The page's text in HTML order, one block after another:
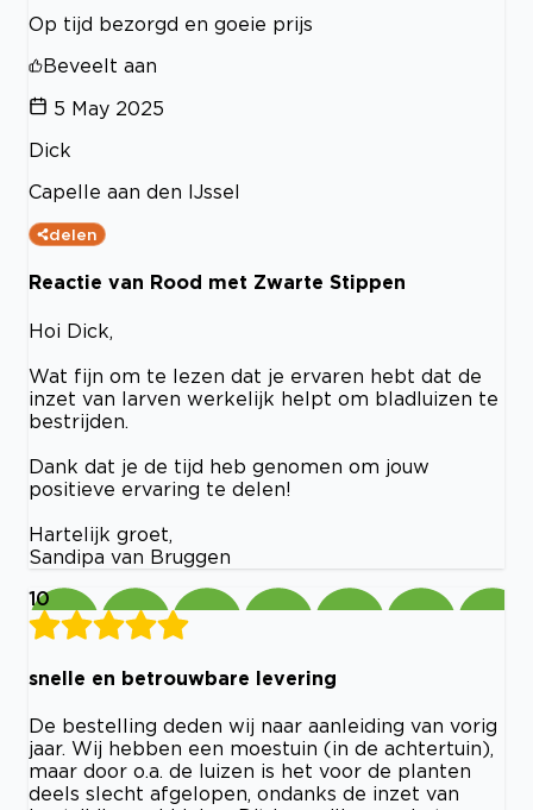
Op tijd bezorgd en goeie prijs
Beveelt aan
5 May 2025
Dick
Capelle aan den IJssel
delen
Reactie van Rood met Zwarte Stippen
Hoi Dick,
Wat fijn om te lezen dat je ervaren hebt dat de
inzet van larven werkelijk helpt om bladluizen te
bestrijden.
Dank dat je de tijd heb genomen om jouw
positieve ervaring te delen!
Hartelijk groet,
Sandipa van Bruggen
10
snelle en betrouwbare levering
De bestelling deden wij naar aanleiding van vorig
jaar. Wij hebben een moestuin (in de achtertuin),
maar door o.a. de luizen is het voor de planten
deels slecht afgelopen, ondanks de inzet van